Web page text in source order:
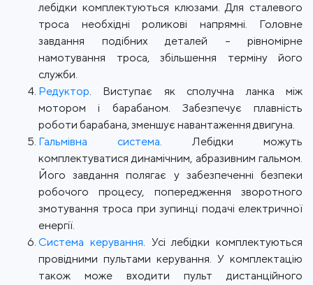
лебідки комплектуються клюзами. Для сталевого
троса необхідні роликові напрямні. Головне
завдання подібних деталей – рівномірне
намотування троса, збільшення терміну його
служби.
Редуктор. Виступає як сполучна ланка між
мотором і барабаном. Забезпечує плавність
роботи барабана, зменшує навантаження двигуна.
Гальмівна система. Лебідки можуть
комплектуватися динамічним, абразивним гальмом.
Його завдання полягає у забезпеченні безпеки
робочого процесу, попередження зворотного
змотування троса при зупинці подачі електричної
енергії.
Система керування. Усі лебідки комплектуються
провідними пультами керування. У комплектацію
також може входити пульт дистанційного